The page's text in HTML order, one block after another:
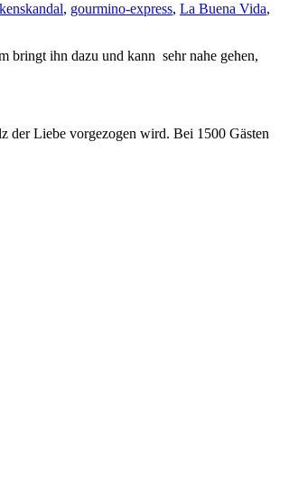
, gourmino-express, La Buena Vida,
bringt ihn dazu und kann sehr nahe gehen,
der Liebe vorgezogen wird. Bei 1500 Gästen